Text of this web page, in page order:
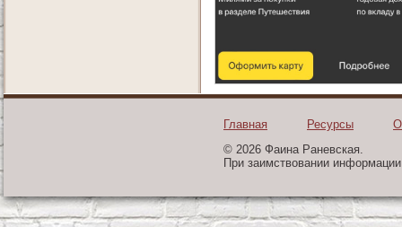
Главная Ресурсы
© 2026 Фаина Раневская.
При заимствовании